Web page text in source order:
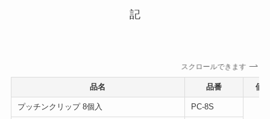
記
スクロールできます
品名 品番 価
プッチンクリップ 8個入 PC-8S